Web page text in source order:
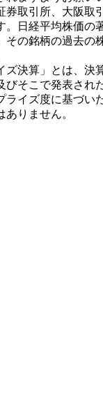
取引所、大阪取
日経平均株価の
その銘柄の過去
ズ決算」とは、
びそこで発表さ
ライズ度に基づ
りません。